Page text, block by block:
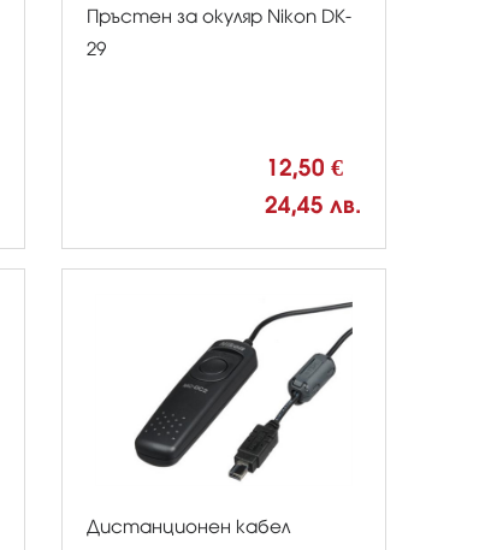
Пръстен за окуляр Nikon DK-
29
12,50 €
24,45 лв.
Дистанционен кабел